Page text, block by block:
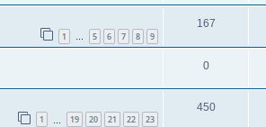
1 … 5 6 7 8 9
167
0
1 19 20 21 22 23
450